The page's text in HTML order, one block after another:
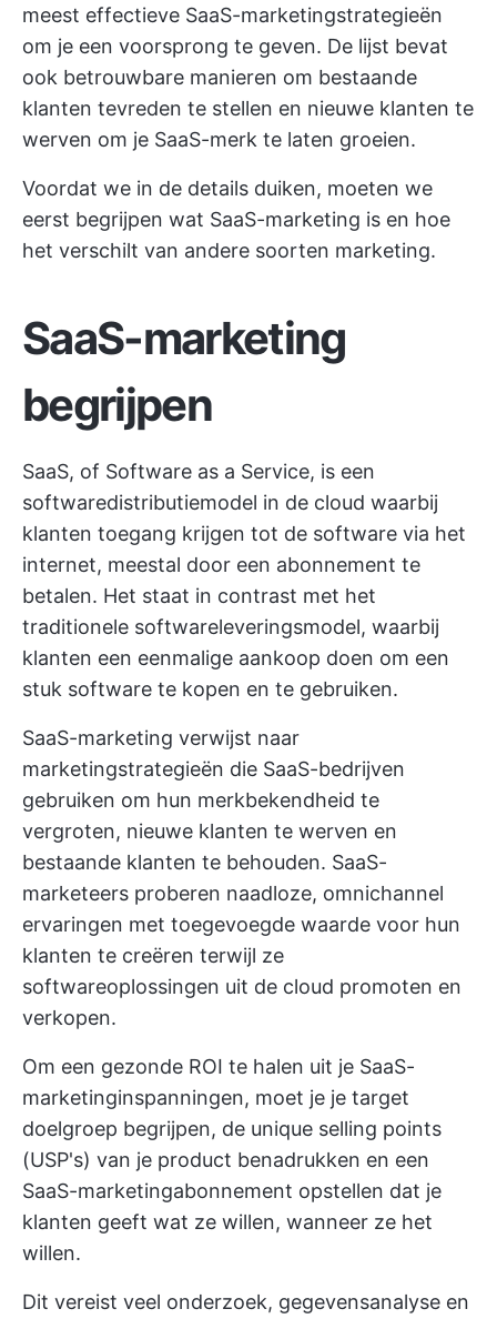
meest effectieve SaaS-marketingstrategieën
om je een voorsprong te geven. De lijst bevat
ook betrouwbare manieren om bestaande
klanten tevreden te stellen en nieuwe klanten te
werven om je SaaS-merk te laten groeien.
Voordat we in de details duiken, moeten we
eerst begrijpen wat SaaS-marketing is en hoe
het verschilt van andere soorten marketing.
SaaS-marketing
begrijpen
SaaS, of Software as a Service, is een
softwaredistributiemodel in de cloud waarbij
klanten toegang krijgen tot de software via het
internet, meestal door een abonnement te
betalen. Het staat in contrast met het
traditionele softwareleveringsmodel, waarbij
klanten een eenmalige aankoop doen om een
stuk software te kopen en te gebruiken.
SaaS-marketing verwijst naar
marketingstrategieën die SaaS-bedrijven
gebruiken om hun merkbekendheid te
vergroten, nieuwe klanten te werven en
bestaande klanten te behouden. SaaS-
marketeers proberen naadloze, omnichannel
ervaringen met toegevoegde waarde voor hun
klanten te creëren terwijl ze
softwareoplossingen uit de cloud promoten en
verkopen.
Om een gezonde ROI te halen uit je SaaS-
marketinginspanningen, moet je je target
doelgroep begrijpen, de unique selling points
(USP's) van je product benadrukken en een
SaaS-marketingabonnement opstellen dat je
klanten geeft wat ze willen, wanneer ze het
willen.
Dit vereist veel onderzoek, gegevensanalyse en